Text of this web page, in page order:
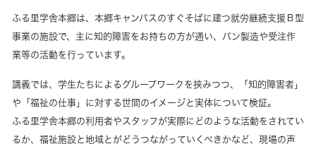
ふる里学舎本郷は、本郷キャンパスのすぐそばに建つ就労継続支援Ｂ型
事業の施設で、主に知的障害をお持ちの方が通い、パン製造や受注作
業等の活動を行っています。
講義では、学生たちによるグループワークを挟みつつ、「知的障害者」
や「福祉の仕事」に対する世間のイメージと実体について検証。
ふる里学舎本郷の利用者やスタッフが実際にどのような活動をされてい
るか、福祉施設と地域とがどうつながっていくべきかなど、現場の声